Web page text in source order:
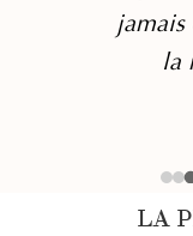
jamais
la
LA